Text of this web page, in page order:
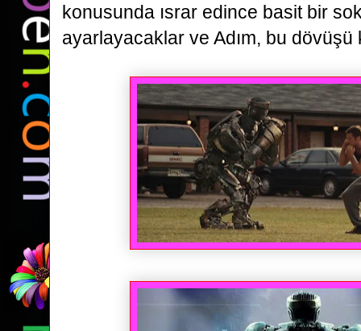
konusunda ısrar edince basit bir
ayarlayacaklar ve Adım, bu dövüşü